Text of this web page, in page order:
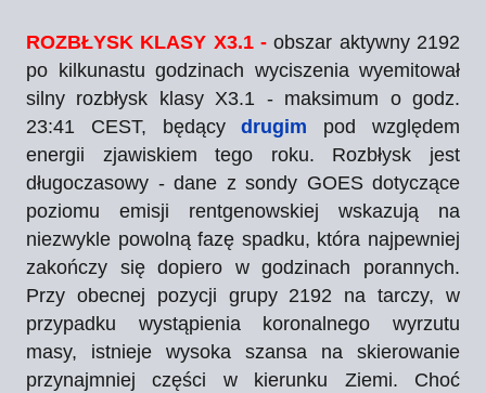
ROZBŁYSK KLASY X3.1 - obszar aktywny 2192
po kilkunastu godzinach wyciszenia wyemitował
silny rozbłysk klasy X3.1 - maksimum o godz.
23:41 CEST, będącydrugim pod względem
energii zjawiskiem tego roku. Rozbłysk jest
długoczasowy - dane z sondy GOES dotyczące
poziomu emisji rentgenowskiej wskazują na
niezwykle powolną fazę spadku, która najpewniej
zakończy się dopiero w godzinach porannych.
Przy obecnej pozycji grupy 2192 na tarczy, w
przypadku wystąpienia koronalnego wyrzutu
masy, istnieje wysoka szansa na skierowanie
przynajmniej części w kierunku Ziemi. Choć